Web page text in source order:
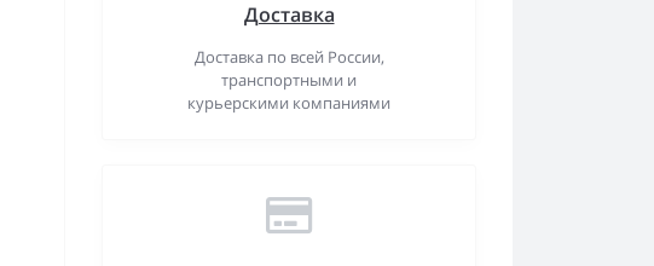
Доставка
Доставка по всей России,
транспортными и
курьерскими компаниями